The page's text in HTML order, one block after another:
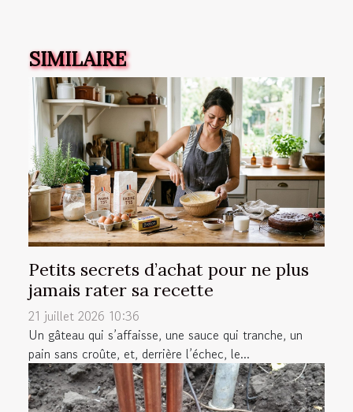
SIMILAIRE
Petits secrets d’achat pour ne plus
jamais rater sa recette
21 juillet 2026 10:36
Un gâteau qui s’affaisse, une sauce qui tranche, un
pain sans croûte, et, derrière l’échec, le...